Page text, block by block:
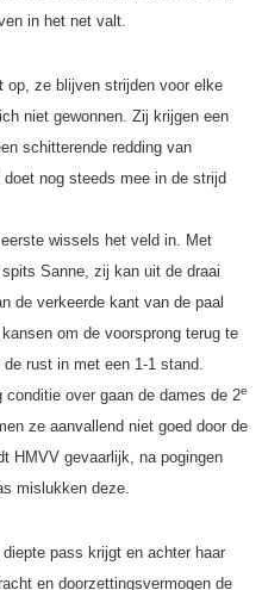
in het net valt.
op, ze blijven strijden voor elke
niet gewonnen. Zij krijgen een
schitterende redding van
nog steeds mee in de strijd
wissels het veld in. Met
Sanne, zij kan uit de draai
de verkeerde kant van de paal
om de voorsprong terug te
rust in met een 1-1 stand.
conditie over gaan de dames de 2e
ze aanvallend niet goed door de
HMVV gevaarlijk, na pogingen
mislukken deze.
pass krijgt en achter haar
en doorzettingsvermogen de